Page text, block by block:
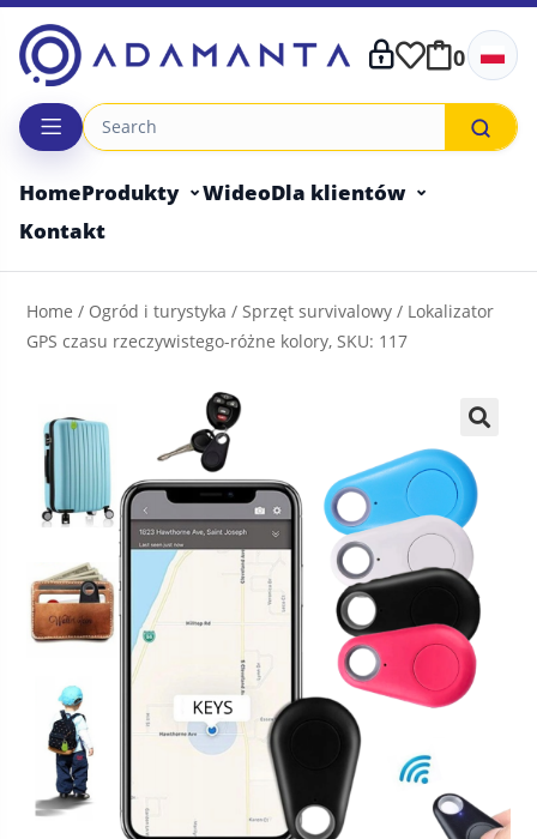
Skip
content
0
HomeProdukty WideoDla klientów
Kontakt
Home / Ogród i turystyka / Sprzęt survivalowy / Lokalizator
GPS czasu rzeczywistego-różne kolory, SKU: 117